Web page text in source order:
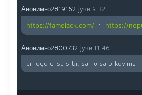
Анонимно2819162 јуче 9:32
https://famelack.com/ ::: https://
Анонимно2800732 јуче 11:46
crnogorci su srbi, samo sa brkovima